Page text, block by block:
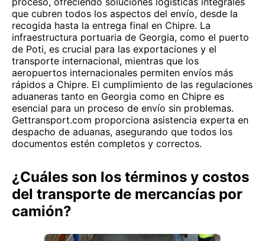
que cubren todos los aspectos del envío, desde la
recogida hasta la entrega final en Chipre. La
infraestructura portuaria de Georgia, como el puerto
de Poti, es crucial para las exportaciones y el
transporte internacional, mientras que los
aeropuertos internacionales permiten envíos más
rápidos a Chipre. El cumplimiento de las regulaciones
aduaneras tanto en Georgia como en Chipre es
esencial para un proceso de envío sin problemas.
Gettransport.com proporciona asistencia experta en
despacho de aduanas, asegurando que todos los
documentos estén completos y correctos.
¿Cuáles son los términos y costos
del transporte de mercancías por
camión?